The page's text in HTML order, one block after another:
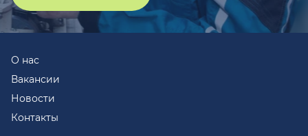
О нас
Вакансии
Новости
Контакты